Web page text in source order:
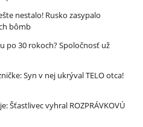
nestalo! Rusko zasypalo
bômb
po 30 rokoch? Spoločnosť už
Syn v nej ukrýval TELO otca!
Šťastlivec vyhral ROZPRÁVKOVÚ